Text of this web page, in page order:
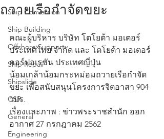
Ship Conversion
Ship Building
Offshore Support
Ship Repair
Shipslide
CSR
General
Engineering
ถวายเรือกำจัดขยะ
คณะผู้บริหาร บริษัท โตโยต้า มอเตอร์
ประเทศไทย จำกัด และ โตโยต้า มอเตอร์
คอร์ปอเรชัน ประเทศญี่ปุ่น
น้อมเกล้าน้อมกระหม่อมถวายเรือกำจัด
ขยะ เพื่อสนับสนุนโครงการจิตอาสา 904
วปร.
เรื่องและภาพ : ข่าวพระราชสำนัก ออก
อากาศ 27 กรกฎาคม 2562